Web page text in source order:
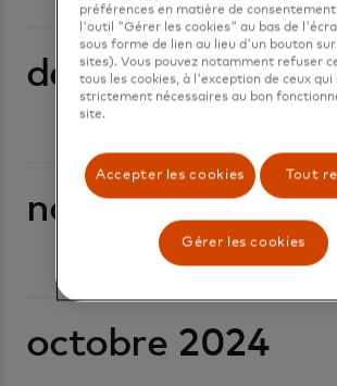
décembre 2024
novembre 2024
octobre 2024
préférences en matière de
l'outil "Gérer les cookies" au bas de
sous forme de lien au lieu d'un bouton
sites). Vous pouvez notamment refuser
tous les cookies, à l'exception de ceux qui
strictement nécessaires au bon
site.
Accepter les cookies Tout
Gérer les cookies